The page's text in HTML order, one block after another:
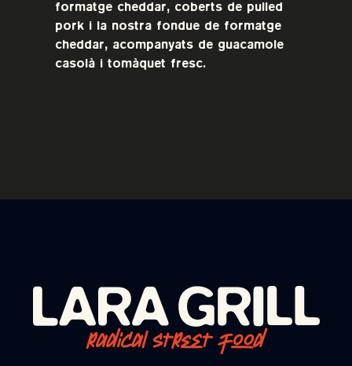
formatge cheddar, coberts de pulled
pork i la nostra fondue de formatge
cheddar, acompanyats de guacamole
casolà i tomàquet fresc.